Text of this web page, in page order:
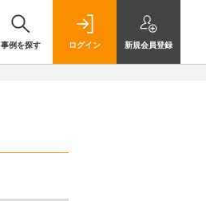
事例を探す ログイン 新規会員登録